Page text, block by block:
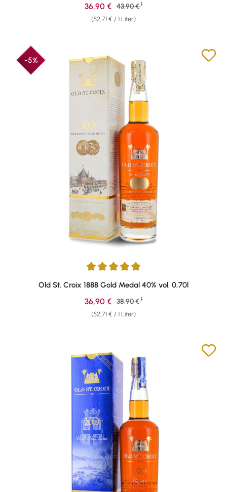
(52,71 € / 1 Liter)
Verkaufspreis:
36,90 € Regulärer Preis:
43,90 € 1
-5%
Durchschnittliche Bewertung von 4.88 von 5 Sternen
Old St. Croix 1888 Gold Medal 40% vol. 0,70l
(52,71 € / 1 Liter)
Verkaufspreis:
36,90 € Regulärer Preis:
38,90 € 1